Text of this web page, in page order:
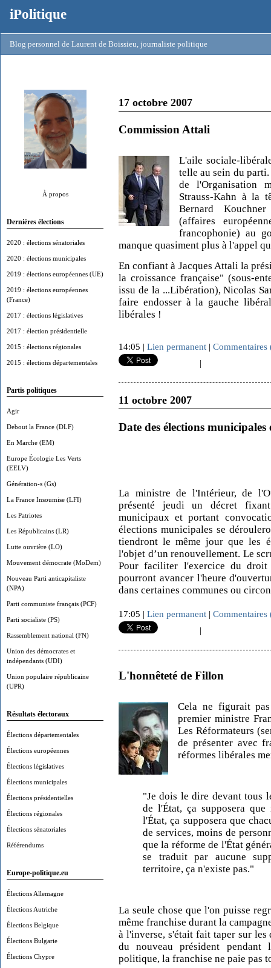
iPolitique
Blog personnel de Laurent de Boissieu, journaliste politique
À propos
Dernières élections
2020 : élections sénatoriales
2020 : élections municipales
2019 : élections européennes (UE)
2019 : élections européennes
(France)
2017 : élections législatives
2017 : élection présidentielle
2015 : élections régionales
2015 : élections départementales
Partis politiques
Agir
Debout la France (DLF)
En Marche (EM)
Europe Écologie Les Verts
(EELV)
Génération-s (Gs)
La France Insoumise (LFI)
Les Patriotes
Les Républicains (LR)
Lutte ouvrière (LO)
Mouvement démocrate (MoDem)
Nouveau Parti anticapitaliste
(NPA)
Parti communiste français (PCF)
Parti socialiste (PS)
Rassemblement national (FN)
Union des démocrates et
indépendants (UDI)
Union populaire républicaine
(UPR)
Résultats électoraux
Élections départementales
Élections européennes
Élections législatives
Élections municipales
Élections présidentielles
Élections régionales
Élections sénatoriales
Référendums
Europe-politique.eu
Élections Allemagne
Élections Autriche
Élections Belgique
Élections Bulgarie
Élections Chypre
17 octobre 2007
Commission Attali
L'aile sociale-
telle au sein du parti.
de l'Organisation
Strauss-Kahn à la
Bernard
(affaires
francophonie) au
manque quasiment plus à l'appel
En confiant à Jacques Attali la
la croissance française" (sous-
issu de la ...Libération), Nicolas
faire endosser à la gauche
libérales !
14:05 | Lien permanent | Commentaires
|
11 octobre 2007
Date des élections municipales
La ministre de l'Intérieur, de
présenté jeudi un décret
municipaux et portant
élections municipales se
tiendront le même jour que les
l'objet d’un renouvellement. Le
Pour faciliter l'exercice du droit
pourront avancer l'heure
dans certaines communes ou
17:05 | Lien permanent | Commentaires
|
L'honnêteté de Fillon
Cela ne figurait
premier ministre
Les Réformateurs
de présenter avec
réformes libérales
"Je dois le dire devant tous
de l'État, ça supposera
l'État, ça supposera que
de services, moins de
que la réforme de l'État
se traduit par aucune
territoire, ça n'existe pas."
La seule chose que l'on puisse
même franchise durant la
à l'inverse, s'était fait taper sur
du nouveau président
politique, la franchise ne paie pas